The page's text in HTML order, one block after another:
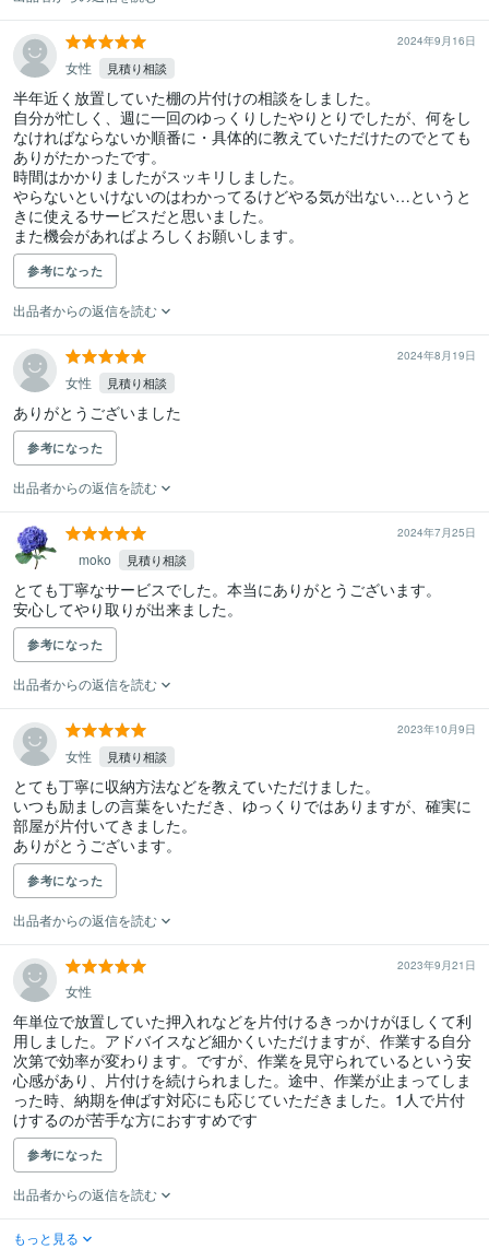
2024年9月16日
女性 見積り相談
半年近く放置していた棚の片付けの相談をしました。
自分が忙しく、週に一回のゆっくりしたやりとりでしたが、何をし
なければならないか順番に・具体的に教えていただけたのでとても
ありがたかったです。
時間はかかりましたがスッキリしました。
やらないといけないのはわかってるけどやる気が出ない…というと
きに使えるサービスだと思いました。
また機会があればよろしくお願いします。
参考になった
出品者からの返信を読む
2024年8月19日
女性 見積り相談
ありがとうございました
参考になった
出品者からの返信を読む
2024年7月25日
moko 見積り相談
とても丁寧なサービスでした。本当にありがとうございます。
安心してやり取りが出来ました。
参考になった
出品者からの返信を読む
2023年10月9日
女性 見積り相談
とても丁寧に収納方法などを教えていただけました。
いつも励ましの言葉をいただき、ゆっくりではありますが、確実に
部屋が片付いてきました。
ありがとうございます。
参考になった
出品者からの返信を読む
2023年9月21日
女性
年単位で放置していた押入れなどを片付けるきっかけがほしくて利
用しました。アドバイスなど細かくいただけますが、作業する自分
次第で効率が変わります。ですが、作業を見守られているという安
心感があり、片付けを続けられました。途中、作業が止まってしま
った時、納期を伸ばす対応にも応じていただきました。1人で片付
けするのが苦手な方におすすめです
参考になった
出品者からの返信を読む
もっと見る